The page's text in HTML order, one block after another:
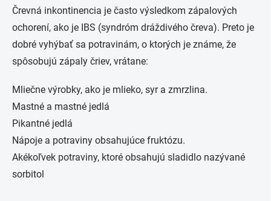
Črevná inkontinencia je často výsledkom zápalových
ochorení, ako je IBS (syndróm dráždivého čreva). Preto je
dobré vyhýbať sa potravinám, o ktorých je známe, že
spôsobujú zápaly čriev, vrátane:
Mliečne výrobky, ako je mlieko, syr a zmrzlina.
Mastné a mastné jedlá
Pikantné jedlá
Nápoje a potraviny obsahujúce fruktózu.
Akékoľvek potraviny, ktoré obsahujú sladidlo nazývané
sorbitol